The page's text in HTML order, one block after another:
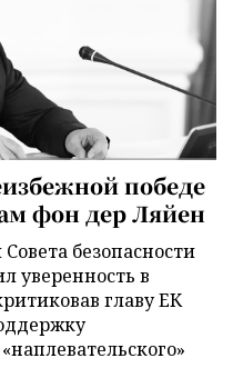
победе
фон дер Ляйен
безопасности
уверенность в
главу ЕК